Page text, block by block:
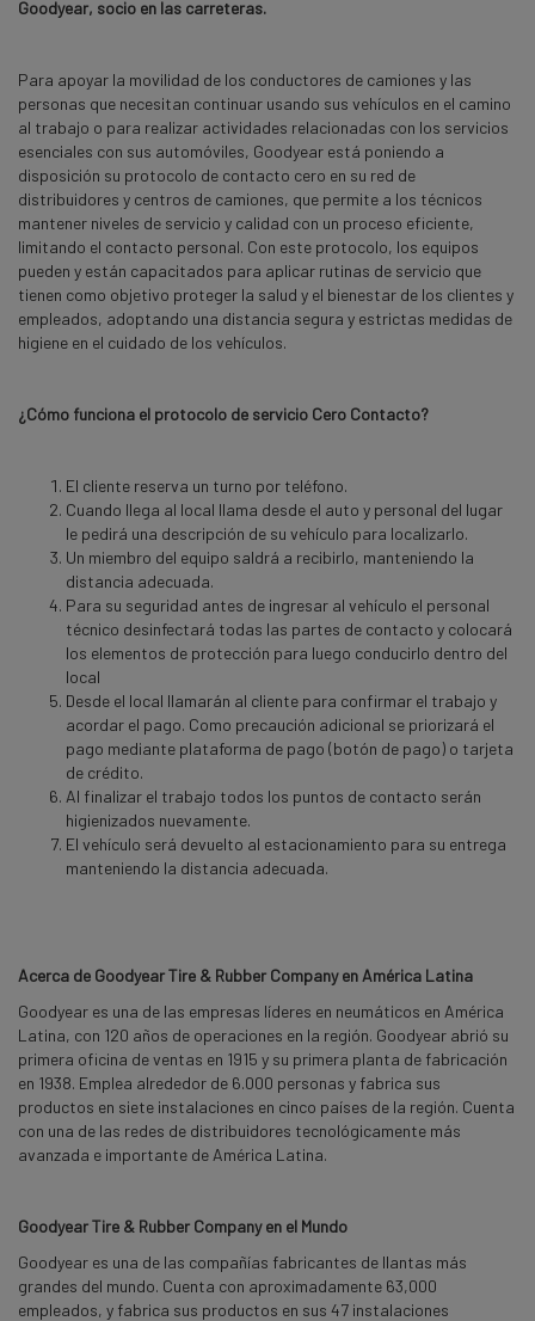
Goodyear, socio en las carreteras.
Para apoyar la movilidad de los conductores de camiones y las
personas que necesitan continuar usando sus vehículos en el camino
al trabajo o para realizar actividades relacionadas con los servicios
esenciales con sus automóviles, Goodyear está poniendo a
disposición su protocolo de contacto cero en su red de
distribuidores y centros de camiones, que permite a los técnicos
mantener niveles de servicio y calidad con un proceso eficiente,
limitando el contacto personal. Con este protocolo, los equipos
pueden y están capacitados para aplicar rutinas de servicio que
tienen como objetivo proteger la salud y el bienestar de los clientes y
empleados, adoptando una distancia segura y estrictas medidas de
higiene en el cuidado de los vehículos.
¿Cómo funciona el protocolo de servicio Cero Contacto?
El cliente reserva un turno por teléfono.
Cuando llega al local llama desde el auto y personal del lugar
le pedirá una descripción de su vehículo para localizarlo.
Un miembro del equipo saldrá a recibirlo, manteniendo la
distancia adecuada.
Para su seguridad antes de ingresar al vehículo el personal
técnico desinfectará todas las partes de contacto y colocará
los elementos de protección para luego conducirlo dentro del
local
Desde el local llamarán al cliente para confirmar el trabajo y
acordar el pago. Como precaución adicional se priorizará el
pago mediante plataforma de pago (botón de pago) o tarjeta
de crédito.
Al finalizar el trabajo todos los puntos de contacto serán
higienizados nuevamente.
El vehículo será devuelto al estacionamiento para su entrega
manteniendo la distancia adecuada.
Acerca de Goodyear Tire & Rubber Company en América Latina
Goodyear es una de las empresas líderes en neumáticos en América
Latina, con 120 años de operaciones en la región. Goodyear abrió su
primera oficina de ventas en 1915 y su primera planta de fabricación
en 1938. Emplea alrededor de 6.000 personas y fabrica sus
productos en siete instalaciones en cinco países de la región. Cuenta
con una de las redes de distribuidores tecnológicamente más
avanzada e importante de América Latina.
Goodyear Tire & Rubber Company en el Mundo
Goodyear es una de las compañías fabricantes de llantas más
grandes del mundo. Cuenta con aproximadamente 63,000
empleados, y fabrica sus productos en sus 47 instalaciones